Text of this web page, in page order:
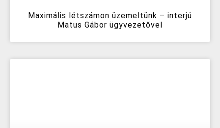
Maximális létszámon üzemeltünk – interjú
Matus Gábor ügyvezetővel